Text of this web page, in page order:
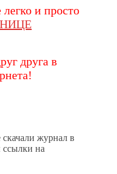
и просто
друга в
журнал в
на